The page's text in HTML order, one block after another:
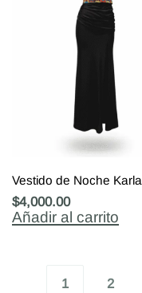
Vestido de Noche Karla
$4,000.00
Añadir al carrito
1 2